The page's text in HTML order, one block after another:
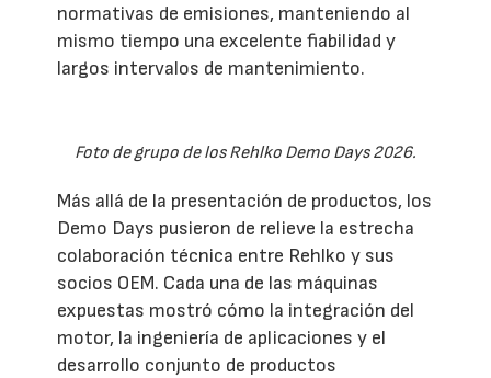
normativas de emisiones, manteniendo al
mismo tiempo una excelente fiabilidad y
largos intervalos de mantenimiento.
Foto de grupo de los Rehlko Demo Days 2026.
Más allá de la presentación de productos, los
Demo Days pusieron de relieve la estrecha
colaboración técnica entre Rehlko y sus
socios OEM. Cada una de las máquinas
expuestas mostró cómo la integración del
motor, la ingeniería de aplicaciones y el
desarrollo conjunto de productos